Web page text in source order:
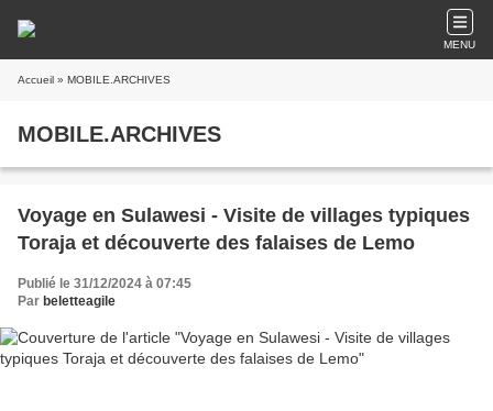
MENU
Accueil » MOBILE.ARCHIVES
MOBILE.ARCHIVES
Voyage en Sulawesi - Visite de villages typiques
Toraja et découverte des falaises de Lemo
Publié le 31/12/2024 à 07:45
Par beletteagile